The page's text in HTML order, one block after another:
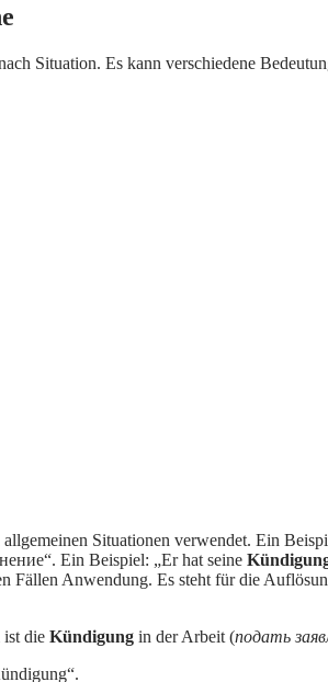
Situation. Es kann verschiedene
Situationen verwendet. Ein
Ein Beispiel: „Er hat seine
Fällen Anwendung. Es steht für die
die Kündigung in der Arbeit (подать